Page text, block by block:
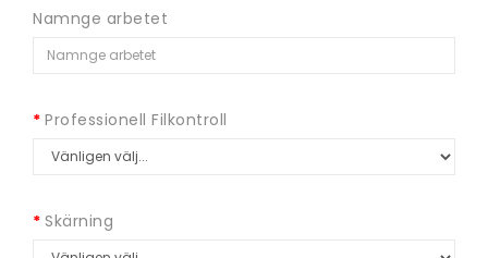
Namnge arbetet
Professionell Filkontroll
Skärning